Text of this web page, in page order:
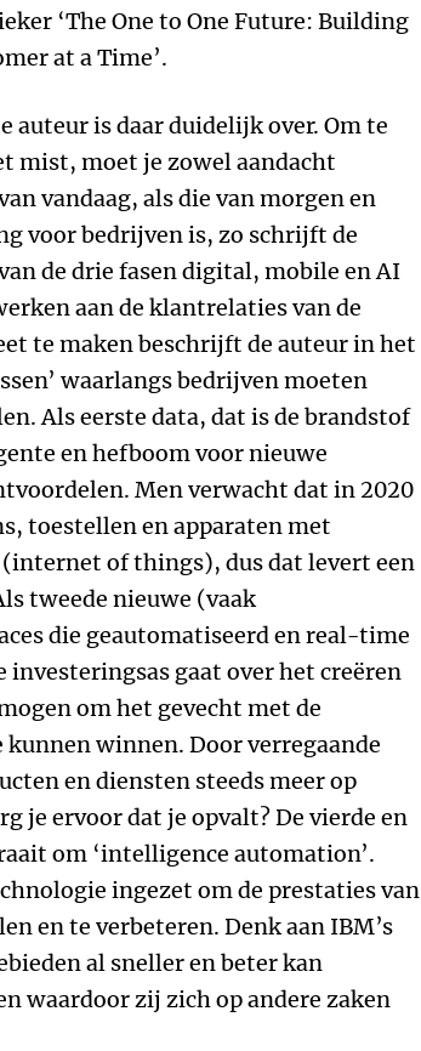
‘The One to One Future: Building
at a Time’.
auteur is daar duidelijk over. Om te
mist, moet je zowel aandacht
vandaag, als die van morgen en
voor bedrijven is, zo schrijft de
de drie fasen digital, mobile en AI
aan de klantrelaties van de
te maken beschrijft de auteur in het
waarlangs bedrijven moeten
Als eerste data, dat is de brandstof
en hefboom voor nieuwe
Men verwacht dat in 2020
toestellen en apparaten met
of things), dus dat levert een
tweede nieuwe (vaak
die geautomatiseerd en real-time
investeringsas gaat over het creëren
om het gevecht met de
kunnen winnen. Door verregaande
en diensten steeds meer op
je ervoor dat je opvalt? De vierde en
om ‘intelligence automation’.
ingezet om de prestaties van
en te verbeteren. Denk aan IBM’s
al sneller en beter kan
waardoor zij zich op andere zaken